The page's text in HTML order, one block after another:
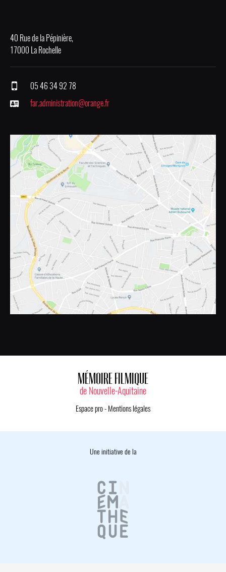
40 Rue de la Pépinière,
17000 La Rochelle
05 46 34 92 78
far.administration@orange.fr
MÉMOIRE FILMIQUE
de Nouvelle-Aquitaine
Espace pro- Mentions légales
Une initiative de la